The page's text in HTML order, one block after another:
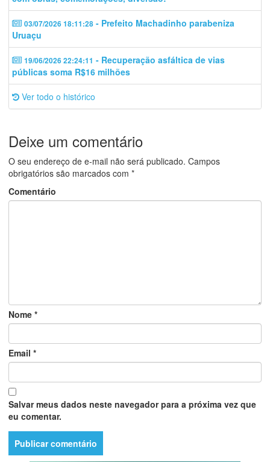
03/07/2026 18:11:28 - Prefeito Machadinho parabeniza
Uruaçu
19/06/2026 22:24:11 - Recuperação asfáltica de vias
públicas soma R$16 milhões
Ver todo o histórico
Deixe um comentário
O seu endereço de e-mail não será publicado. Campos
obrigatórios são marcados com *
Comentário
Nome *
Email *
Salvar meus dados neste navegador para a próxima vez que
eu comentar.